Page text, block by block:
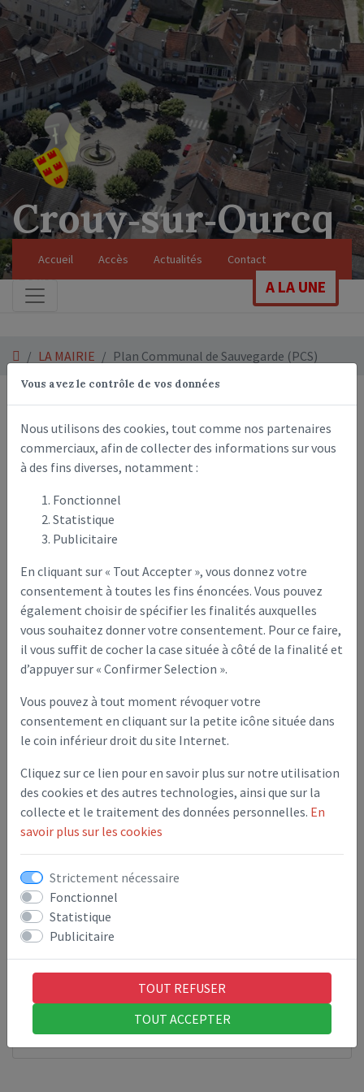
Vous avez le contrôle de vos données
Nous utilisons des cookies, tout comme nos partenaires
commerciaux, afin de collecter des informations sur vous
à des fins diverses, notamment :
Fonctionnel
Statistique
Publicitaire
En cliquant sur « Tout Accepter », vous donnez votre
consentement à toutes les fins énoncées. Vous pouvez
également choisir de spécifier les finalités auxquelles
vous souhaitez donner votre consentement. Pour ce faire,
il vous suffit de cocher la case située à côté de la finalité et
d’appuyer sur « Confirmer Selection ».
Vous pouvez à tout moment révoquer votre
consentement en cliquant sur la petite icône située dans
le coin inférieur droit du site Internet.
Cliquez sur ce lien pour en savoir plus sur notre utilisation
des cookies et des autres technologies, ainsi que sur la
collecte et le traitement des données personnelles. En
savoir plus sur les cookies
Strictement nécessaire
Fonctionnel
Statistique
Publicitaire
TOUT REFUSER
TOUT ACCEPTER
Crouy‑sur‑Ourcq
Soyez les bienvenus sur le site officiel de
notre commune
Accueil Accès Actualités Contact
A LA UNE
LA MAIRIE Plan Communal de Sauvegarde (PCS)
Plan Communal de
Sauvegarde (PCS)
Vous allez découvrir dans ce
Communal sur les RIsques Majeurs»
naturels, technologiques ou divers qui peuvent un jour survenir
dans notre commune et les mesures de prévention et de
sauvegarde qui en découlent. Avoir conscience du danger peut
en effet permettre de mieux s'en prémunir.
Ces risques majeurs définis comme des évènements dangereux
ou «aléas» peuvent avoir des conséquences diverses sur la vie en
de part leur fréquence ou leur probabilité d'apparition sont
faibles, il me paraît essentiel que vous soyez informés et ainsi
mieux préparés à y faire face.
L'objectif de cette brochure est de vous informer, de vous
sensibiliser à ces risques et de vous présenter les mesures de
sauvegarde pour vous protéger.
Je vous invite donc à prendre connaissance de ce
d'avoir en mémoire les diverses mesures de sauvegarde et à le
conserver soigneusement.
Risques Majeurs
Dossier départemental de Seine-et-Marne sur
les Risques Majeurs